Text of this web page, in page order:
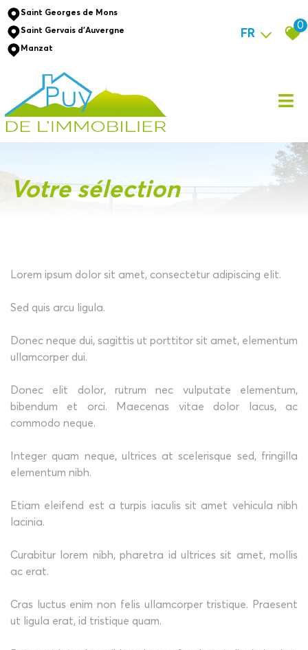
Saint Georges de Mons
Saint Gervais d'Auvergne
Manzat
FR
0
votre sélection
Lorem ipsum dolor sit amet, consectetur adipiscing elit.
Sed quis arcu ligula.
Donec neque dui, sagittis ut porttitor sit amet, elementum
ullamcorper dui.
Donec elit dolor, rutrum nec vulputate elementum,
bibendum et orci. Maecenas vitae dolor lacus, ac
commodo neque.
Integer quam neque, ultrices at scelerisque sed, fringilla
elementum nibh.
Etiam eleifend est a turpis iaculis sit amet vehicula nibh
lacinia.
Curabitur lorem nibh, pharetra id ultrices sit amet, mollis
ac erat.
Cras luctus enim non felis ullamcorper tristique. Praesent
ut ligula erat, id tristique quam.